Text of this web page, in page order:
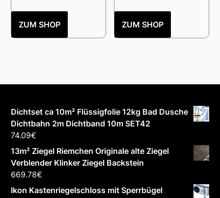
ZUM SHOP ZUM SHOP
Dichtset ca 10m² Flüssigfolie 12kg Bad Dusche
Dichtbahn 2m Dichtband 10m SET42
74.09€
13m² Ziegel Riemchen Originale alte Ziegel
Verblender Klinker Ziegel Backstein
669.78€
Ikon Kastenriegelschloss mit Sperrbügel